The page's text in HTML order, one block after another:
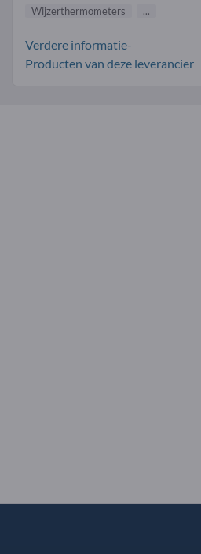
Wijzerthermometers
...
Verdere informatie-
Producten van deze leverancier